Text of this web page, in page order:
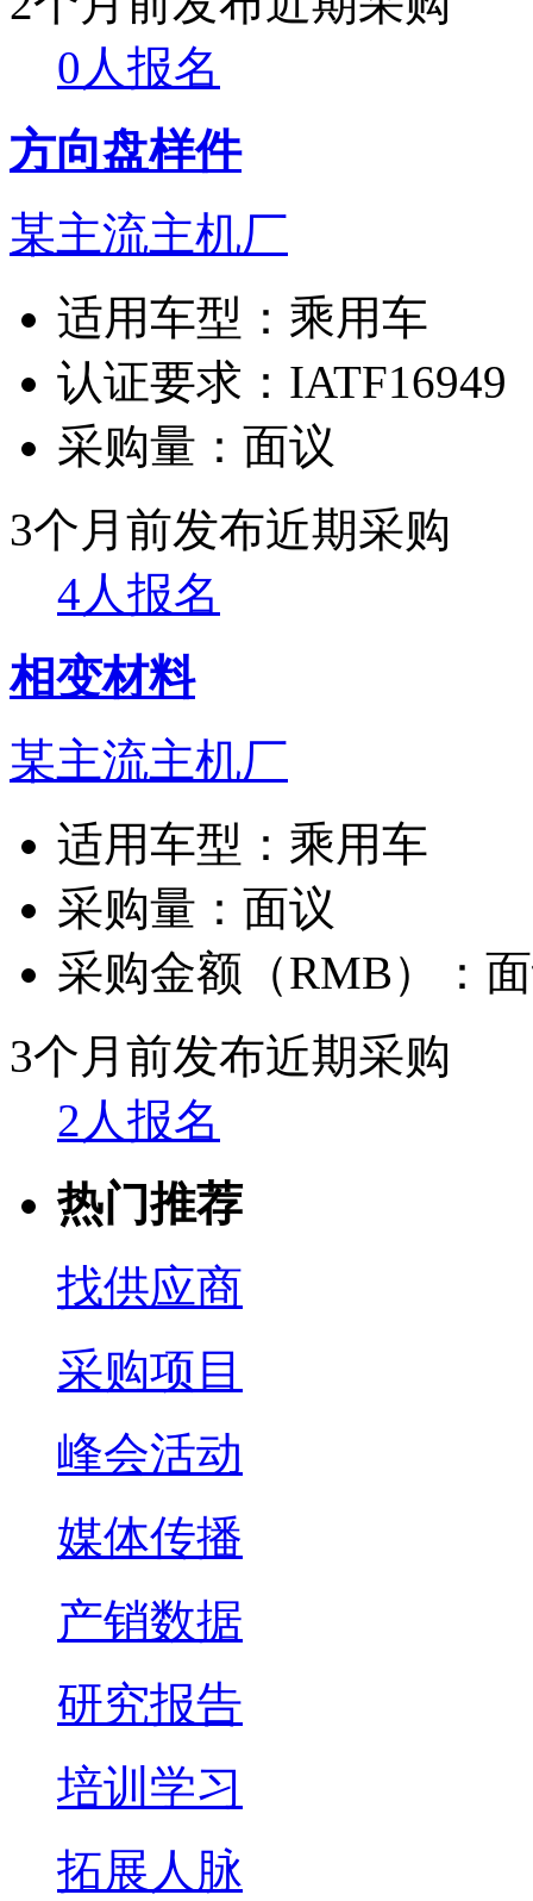
0人报名
方向盘样件
某主流主机厂
适用车型： 乘用车
认证要求： IATF16949
采购量： 面议
3个月前发布近期采购
4人报名
相变材料
某主流主机厂
适用车型： 乘用车
采购量： 面议
采购金额（RMB）：
3个月前发布近期采购
2人报名
热门推荐
找供应商
采购项目
峰会活动
媒体传播
产销数据
研究报告
培训学习
拓展人脉